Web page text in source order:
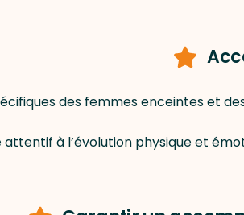
des femmes enceintes et
attentif à l’évolution physique et